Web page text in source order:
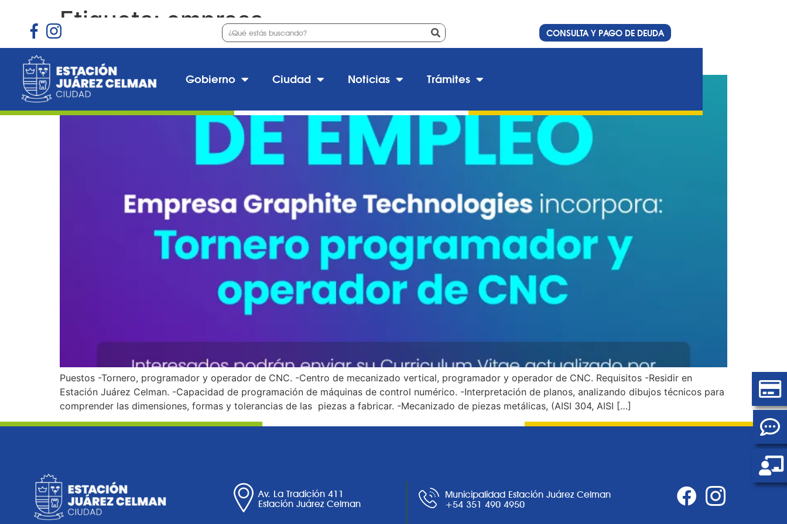
CONSULTA Y PAGO DE DEUDA
Gobierno Ciudad Noticias Trámites
Etiqueta: empresa
Oferta laboral para Graphite Technologies
Puestos -Tornero, programador y operador de CNC. -Centro de mecanizado vertical, programador y operador de CNC. Requisitos -Residir en
Estación Juárez Celman. -Capacidad de programación de máquinas de control numérico. -Interpretación de planos, analizando dibujos técnicos para
comprender las dimensiones, formas y tolerancias de las piezas a fabricar. -Mecanizado de piezas metálicas, (AISI 304, AISI […]
Av. La Tradición 411
Estación Juárez Celman
Municipalidad Estación Juárez Celman
+54 351 490 4950